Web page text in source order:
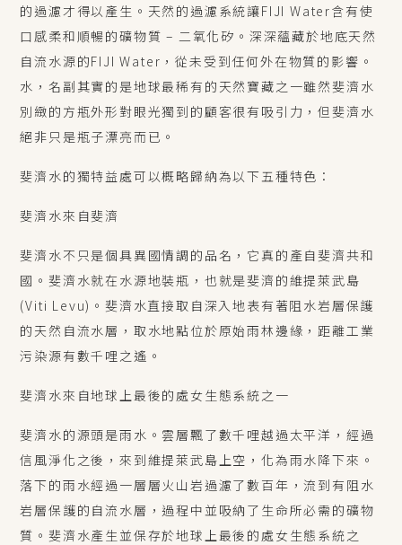
的過濾才得以產生。天然的過濾系統讓FIJI Water含有使
口感柔和順暢的礦物質 – 二氧化矽。深深蘊藏於地底天然
自流水源的FIJI Water，從未受到任何外在物質的影響。
水，名副其實的是地球最稀有的天然寶藏之一雖然斐濟水
別緻的方瓶外形對眼光獨到的顧客很有吸引力，但斐濟水
絕非只是瓶子漂亮而已。
斐濟水的獨特益處可以概略歸納為以下五種特色：
斐濟水來自斐濟
斐濟水不只是個具異國情調的品名，它真的產自斐濟共和
國。斐濟水就在水源地裝瓶，也就是斐濟的維提萊武島
(Viti Levu)。斐濟水直接取自深入地表有著阻水岩層保護
的天然自流水層，取水地點位於原始雨林邊緣，距離工業
污染源有數千哩之遙。
斐濟水來自地球上最後的處女生態系統之一
斐濟水的源頭是雨水。雲層飄了數千哩越過太平洋，經過
信風淨化之後，來到維提萊武島上空，化為雨水降下來。
落下的雨水經過一層層火山岩過濾了數百年，流到有阻水
岩層保護的自流水層，過程中並吸納了生命所必需的礦物
質。斐濟水產生並保存於地球上最後的處女生態系統之